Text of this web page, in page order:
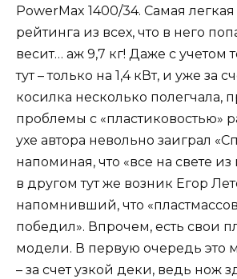
PowerMax 1400/34. Самая
рейтинга из всех, что в него
весит… аж 9,7 кг! Даже с учетом
тут – только на 1,4 кВт, и уже за
косилка несколько полегчала,
проблемы с «пластиковостью»
ухе автора невольно заиграл
напоминая, что «все на свете из
в другом тут же возник Егор
напомнивший, что
победил». Впрочем, есть свои
модели. В первую очередь это
– за счет узкой деки, ведь нож